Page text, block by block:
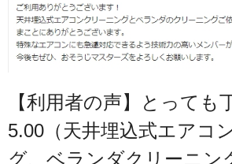
【利用者の声】とっても
5.00（天井埋込式エアコ
グ、ベランダクリーニン